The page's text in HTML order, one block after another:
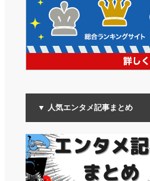
▼ 人気エンタメ記事まとめ